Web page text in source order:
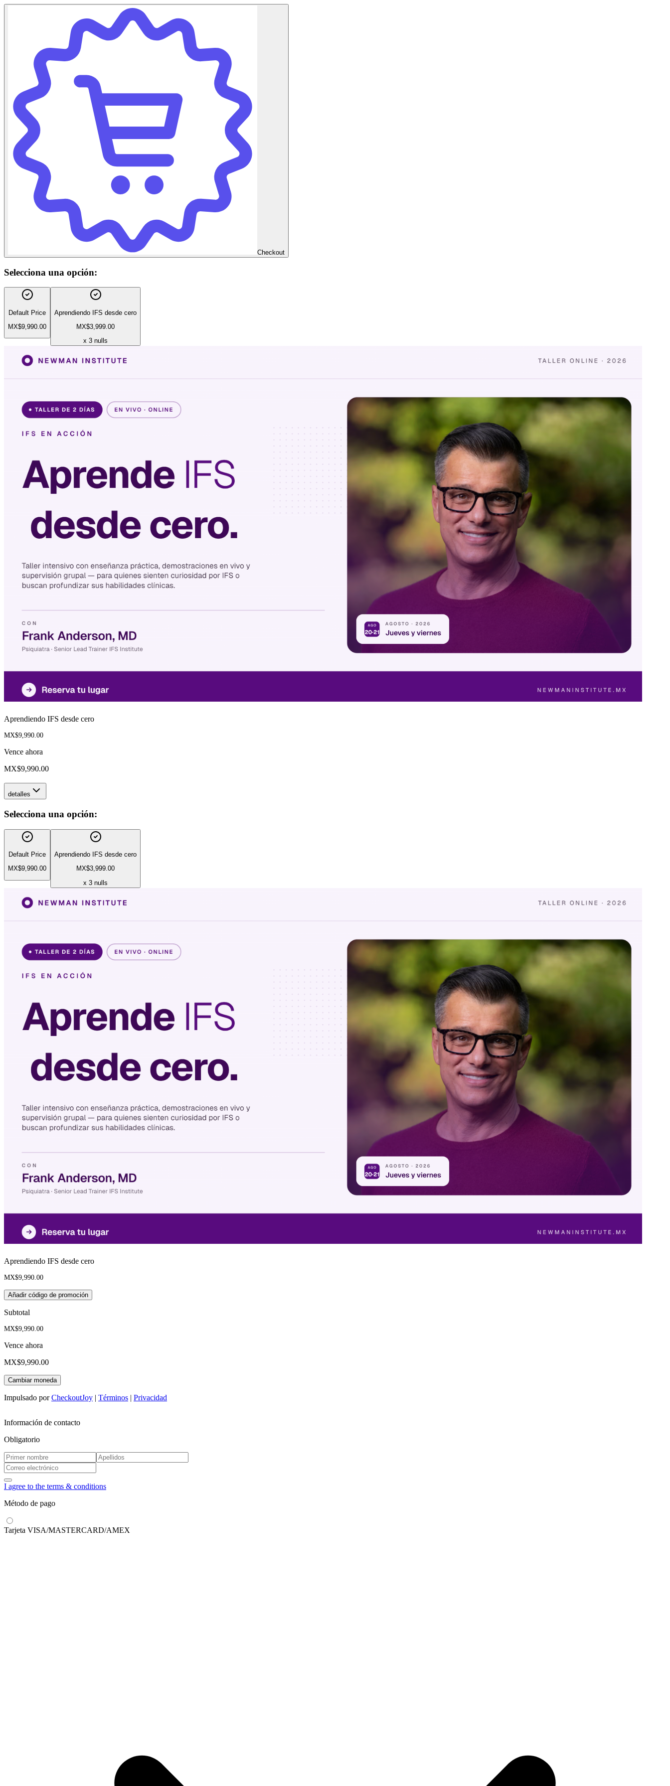
Checkout
Selecciona una opción:
Default Price
MX$9,990.00
Aprendiendo IFS desde cero
MX$3,999.00
x 3 nulls
Aprendiendo IFS desde cero
MX$9,990.00
Vence ahora
MX$9,990.00
detalles
Selecciona una opción:
Default Price
MX$9,990.00
Aprendiendo IFS desde cero
MX$3,999.00
x 3 nulls
Aprendiendo IFS desde cero
MX$9,990.00
Añadir código de promoción
Subtotal
MX$9,990.00
Vence ahora
MX$9,990.00
Cambiar moneda
Impulsado por CheckoutJoy | Términos | Privacidad
Información de contacto
Obligatorio
I agree to the terms & conditions
Método de pago
Tarjeta VISA/MASTERCARD/AMEX